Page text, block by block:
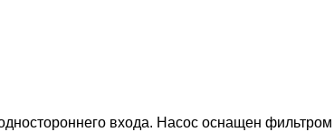
входа. Насос оснащен фильтром